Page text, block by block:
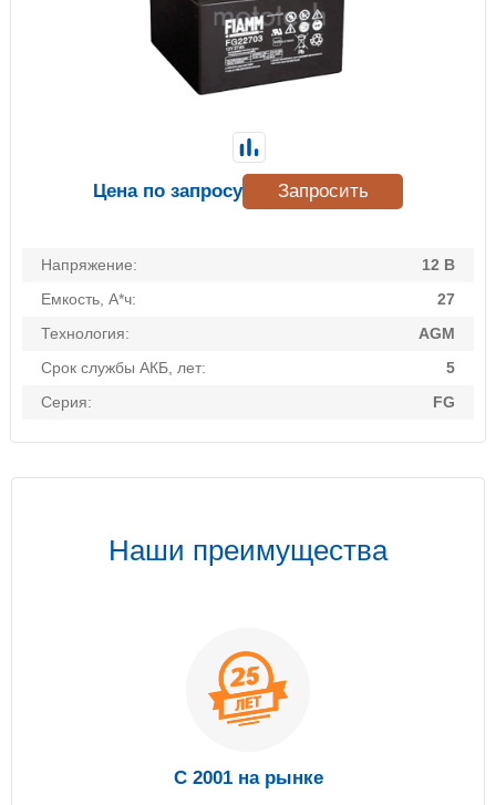
Напряжение:
12 В
Емкость, А*ч:
27
Технология:
AGM
Срок службы АКБ, лет:
5
Серия:
FG
Цена по запросу Запросить
Наши преимущества
С 2001 на рынке